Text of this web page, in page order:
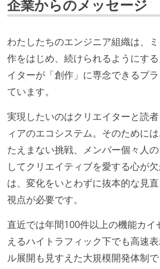
タスクの見積もりは、実装を担
全体のスケジュール管理は、
ながら、納期または盛り込む
で行う
プロダクトの開発言語やフレ
ていない
コード品質向上のための
本番にデプロイされるコードに
ーまたはペアプログラミング
「リファクタリングは随時行わ
観をメンバー全員が共有して
いる
提出されたコードには自動的
企業からのメッセージ
わたしたちのエンジニア組織は、
作をはじめ、続けられるようにす
イターが「創作」に専念できるプ
ています。
実現したいのはクリエイターと読
ィアのエコシステム。そのために
たえまない挑戦、メンバー個々人
してクリエイティブを愛する心が
は、変化をいとわずに抜本的な見
視点が必要です。
直近では年間100件以上の機能カ
えるハイトラフィック下でも高速
ル展開も見すえた大規模開発体制